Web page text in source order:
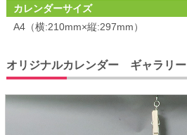
カレンダーサイズ
A4（横:210mm×縦:297mm）
オリジナルカレンダー ギャラリー